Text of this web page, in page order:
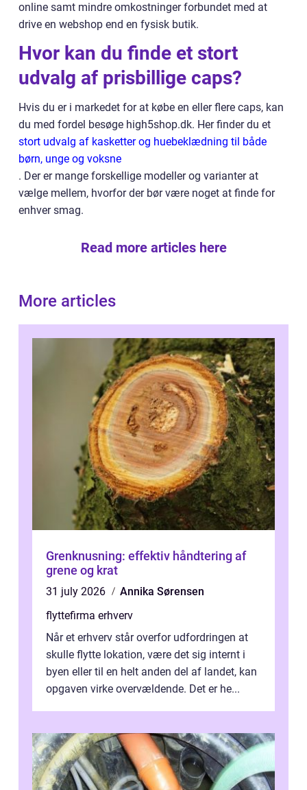
online samt mindre omkostninger forbundet med at
drive en webshop end en fysisk butik.
Hvor kan du finde et stort
udvalg af prisbillige caps?
Hvis du er i markedet for at købe en eller flere caps, kan
du med fordel besøge high5shop.dk. Her finder du et
stort udvalg af kasketter og huebeklædning til både
børn, unge og voksne
. Der er mange forskellige modeller og varianter at
vælge mellem, hvorfor der bør være noget at finde for
enhver smag.
Read more articles here
More articles
Grenknusning: effektiv håndtering af
grene og krat
31 july 2026
Annika Sørensen
flyttefirma erhverv
Når et erhverv står overfor udfordringen at
skulle flytte lokation, være det sig internt i
byen eller til en helt anden del af landet, kan
opgaven virke overvældende. Det er he...